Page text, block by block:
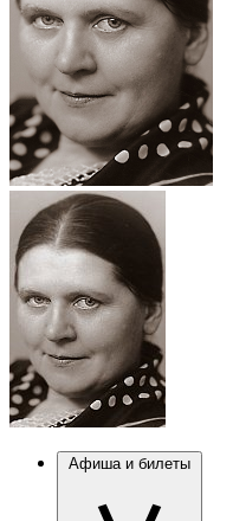
Афиша и билеты